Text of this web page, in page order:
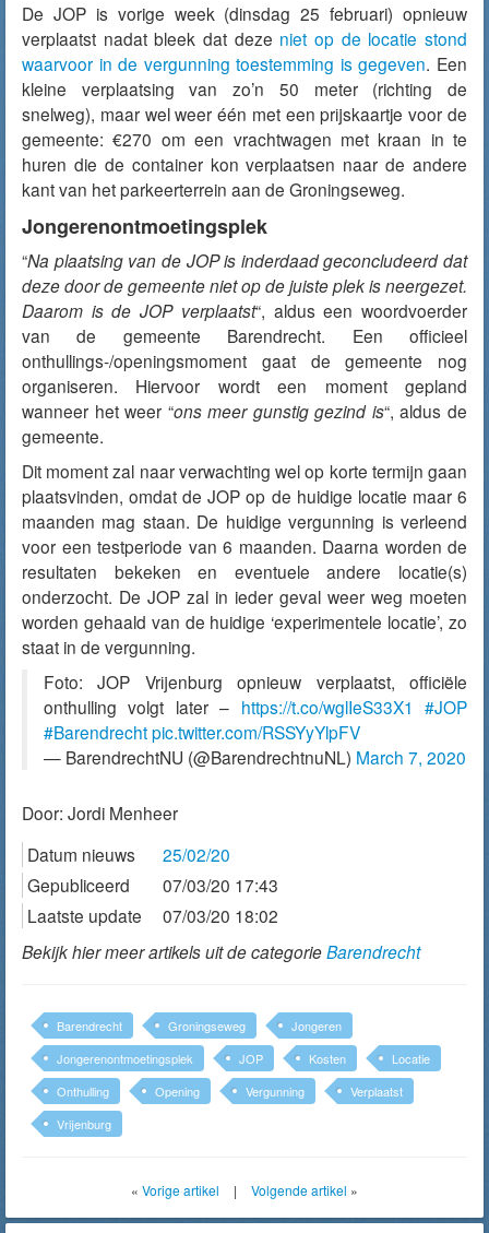
De JOP is vorige week (dinsdag 25 februari) opnieuw
verplaatst nadat bleek dat deze niet op de locatie stond
waarvoor in de vergunning toestemming is gegeven. Een
kleine verplaatsing van zo’n 50 meter (richting de
snelweg), maar wel weer één met een prijskaartje voor de
gemeente: €270 om een vrachtwagen met kraan in te
huren die de container kon verplaatsen naar de andere
kant van het parkeerterrein aan de Groningseweg.
Jongerenontmoetingsplek
“Na plaatsing van de JOPis inderdaad geconcludeerd dat
deze door de gemeente niet op de juiste plek is neergezet.
Daarom is deJOPverplaatst“, aldus een woordvoerder
van de gemeente Barendrecht. Een officieel
onthullings-/openingsmoment gaat de gemeente nog
organiseren. Hiervoor wordt een moment gepland
wanneer het weer “ons meer gunstig gezind is“, aldus de
gemeente.
Dit moment zal naar verwachting wel op korte termijn gaan
plaatsvinden, omdat de JOP op de huidige locatie maar 6
maanden mag staan. De huidige vergunning is verleend
voor een testperiode van 6 maanden. Daarna worden de
resultaten bekeken en eventuele andere locatie(s)
onderzocht. De JOP zal in ieder geval weer weg moeten
worden gehaald van de huidige ‘experimentele locatie’, zo
staat in de vergunning.
Foto: JOP Vrijenburg opnieuw verplaatst, officiële
onthulling volgt later – https://t.co/wglIeS33X1 #JOP
#Barendrechtpic.twitter.com/RSSYyYlpFV
— BarendrechtNU (@BarendrechtnuNL) March 7, 2020
Door: Jordi Menheer
Datum nieuws
25/02/20
Gepubliceerd
07/03/20 17:43
Laatste update
07/03/20 18:02
Bekijk hier meer artikels uit de categorieBarendrecht
Barendrecht Groningseweg
Jongeren
Jongerenontmoetingsplek
JOP Kosten
Locatie
Onthulling
Opening Vergunning
Verplaatst
Vrijenburg
« Vorige artikel | Volgende artikel »